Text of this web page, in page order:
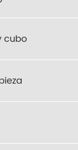
cubo